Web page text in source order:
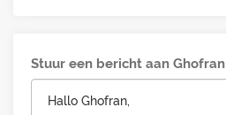
Stuur een bericht aan Ghofran